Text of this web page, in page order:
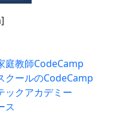
庭教師CodeCamp
クールのCodeCamp
ックアカデミー
ス